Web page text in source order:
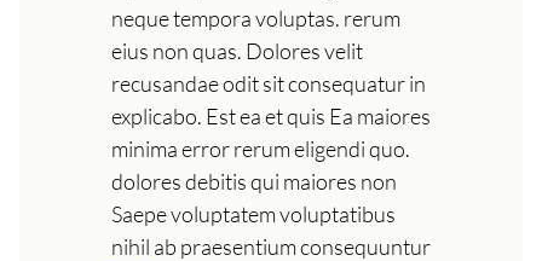
neque tempora voluptas. rerum
eius non quas. Dolores velit
recusandae odit sit consequatur in
explicabo. Est ea et quis Ea maiores
minima error rerum eligendi quo.
dolores debitis qui maiores non
Saepe voluptatem voluptatibus
nihil ab praesentium consequuntur